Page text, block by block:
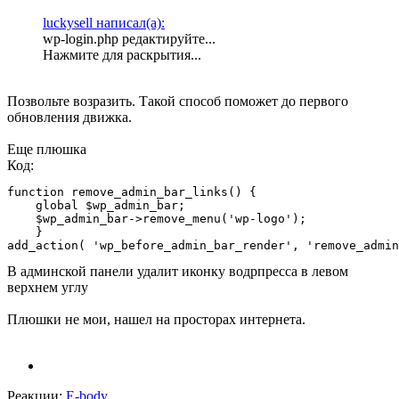
luckysell написал(а):
wp-login.php редактируйте...
Нажмите для раскрытия...
Позвольте возразить. Такой способ поможет до первого
обновления движка.
Еще плюшка
Код:
function remove_admin_bar_links() {
    global $wp_admin_bar;
    $wp_admin_bar->remove_menu('wp-logo');
    }
add_action( 'wp_before_admin_bar_render',
В админской панели удалит иконку водрпресса в левом
верхнем углу
Плюшки не мои, нашел на просторах интернета.
Реакции: E-body